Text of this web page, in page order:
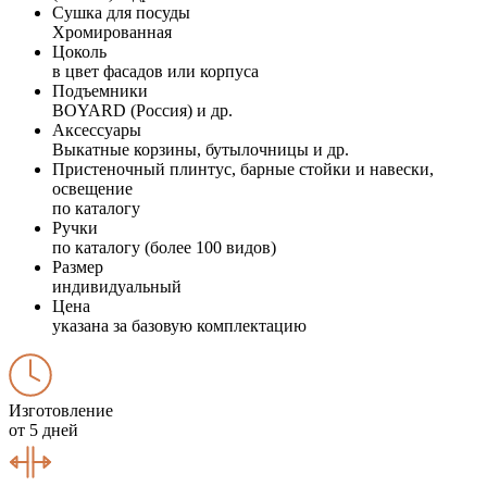
Сушка для посуды
Хромированная
Цоколь
в цвет фасадов или корпуса
Подъемники
BOYARD (Россия) и др.
Аксессуары
Выкатные корзины, бутылочницы и др.
Пристеночный плинтус, барные стойки и навески,
освещение
по каталогу
Ручки
по каталогу (более 100 видов)
Размер
индивидуальный
Цена
указана за базовую комплектацию
Изготовление
от 5 дней